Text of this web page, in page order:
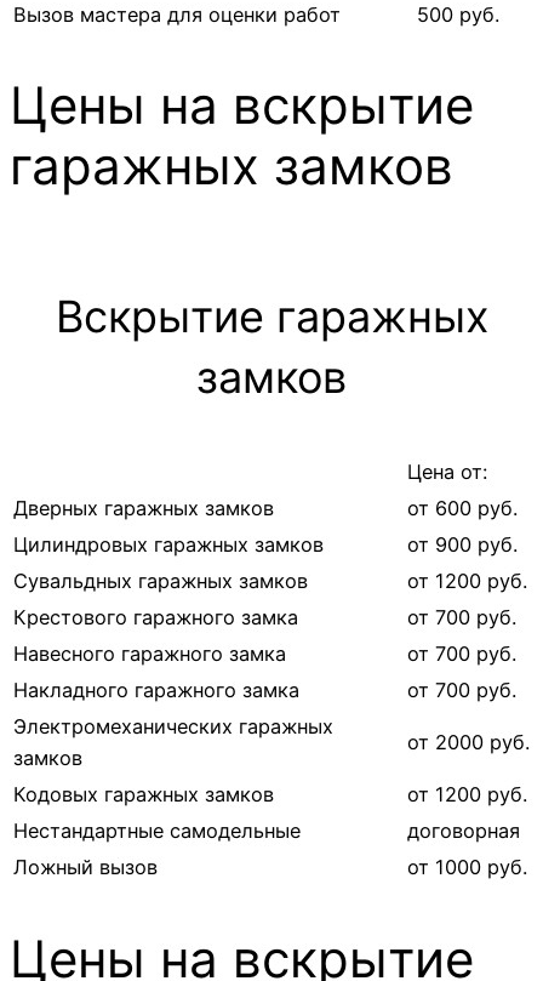
Вызов мастера для оценки работ
500 руб.
Цены на вскрытие
гаражных замков
Вскрытие гаражных
замков
Цена от:
Дверных гаражных замков
от 600 руб.
Цилиндровых гаражных замков
от 900 руб.
Сувальдных гаражных замков
от 1200 руб.
Крестового гаражного замка
от 700 руб.
Навесного гаражного замка
от 700 руб.
Накладного гаражного замка
от 700 руб.
Электромеханических гаражных
замков
от 2000 руб.
Кодовых гаражных замков
от 1200 руб.
Нестандартные самодельные
договорная
Ложный вызов
от 1000 руб.
Цены на вскрытие